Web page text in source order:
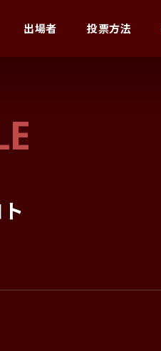
出場者 投票方法